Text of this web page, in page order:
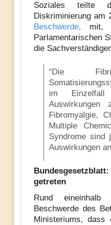
Soziales teilte
Diskriminierung am
Beschwerde, mit,
Parlamentarischen
die
“Die
im Einzelfall
Auswirkungen
Fibromyalgie,
Multiple
Syndrome sind
Auswirkungen
getreten
Rund eineinhalb
Beschwerde des
Ministeriums, dass